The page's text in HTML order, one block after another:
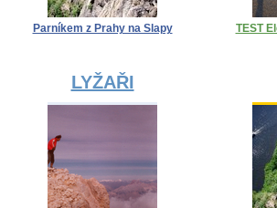
Parníkem z Prahy na Slapy TEST
LYŽAŘI